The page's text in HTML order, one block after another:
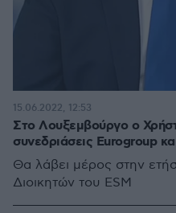
Στο Λουξεμβούργο ο
συνεδριάσεις Eurogroup
Θα λάβει μέρος στην
Διοικητών του ESM
15.06.2022, 12:53